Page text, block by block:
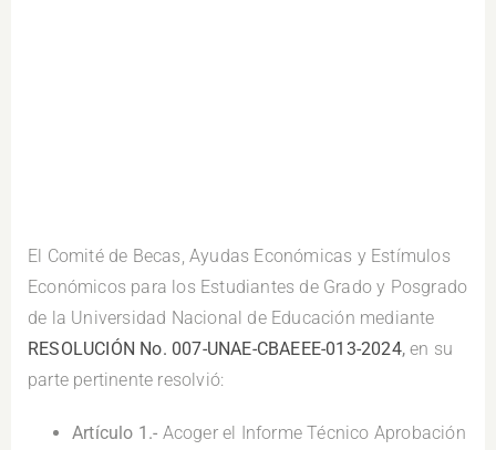
El Comité de Becas, Ayudas Económicas y Estímulos
Económicos para los Estudiantes de Grado y Posgrado
de la Universidad Nacional de Educación mediante
RESOLUCIÓN No. 007-UNAE-CBAEEE-013-2024,en su
parte pertinente resolvió:
Artículo 1.- Acoger el Informe Técnico Aprobación